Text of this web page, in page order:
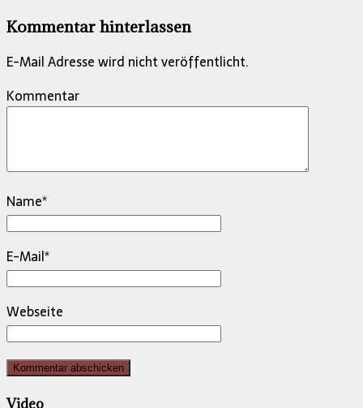
Kommentar hinterlassen
E-Mail Adresse wird nicht veröffentlicht.
Kommentar
Name*
E-Mail*
Webseite
Video